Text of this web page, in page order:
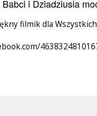
i Dziadziusia
filmik dla